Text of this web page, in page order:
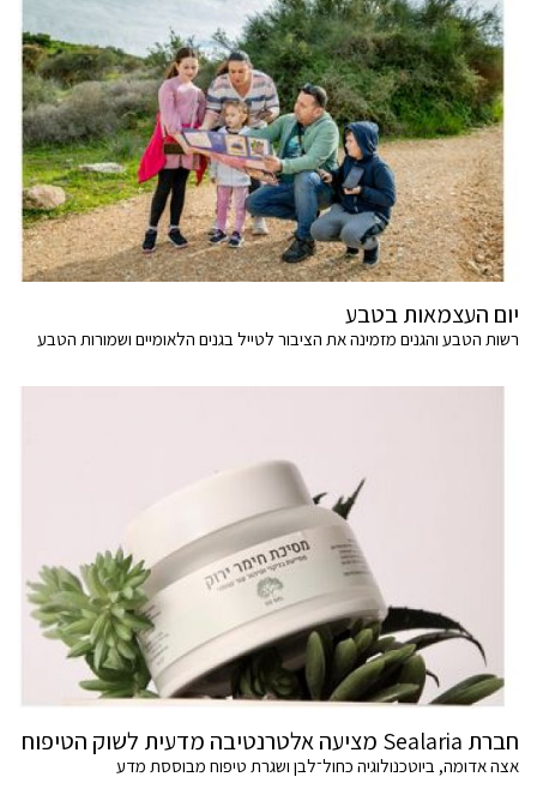
יום העצמאות בטבע
רשות הטבע והגנים מזמינה את הציבור לטייל בגנים הלאומיים ושמורות הטבע
חברת Sealaria מציעה אלטרנטיבה מדעית לשוק הטיפוח
אצה אדומה, ביוטכנולוגיה כחול־לבן ושגרת טיפוח מבוססת מדע